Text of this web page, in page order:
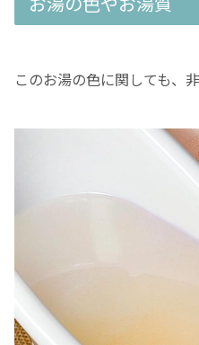
このお湯の色に関しても、